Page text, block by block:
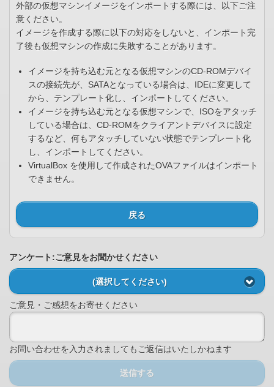
外部の仮想マシンイメージをインポートする際には、以下ご注
意ください。
イメージを作成する際に以下の対応をしないと、インポート完
了後も仮想マシンの作成に失敗することがあります。
イメージを持ち込む元となる仮想マシンのCD-ROMデバイ
スの接続先が、SATAとなっている場合は、IDEに変更して
から、テンプレート化し、インポートしてください。
イメージを持ち込む元となる仮想マシンで、ISOをアタッチ
している場合は、CD-ROMをクライアントデバイスに設定
するなど、何もアタッチしていない状態でテンプレート化
し、インポートしてください。
VirtualBox を使用して作成されたOVAファイルはインポート
できません。
戻る
アンケート:ご意見をお聞かせください
(選択してください)
ご意見・ご感想をお寄せください
お問い合わせを入力されましてもご返信はいたしかねます
送信する